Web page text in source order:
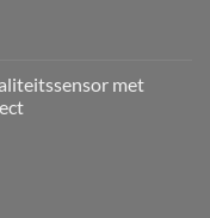
met